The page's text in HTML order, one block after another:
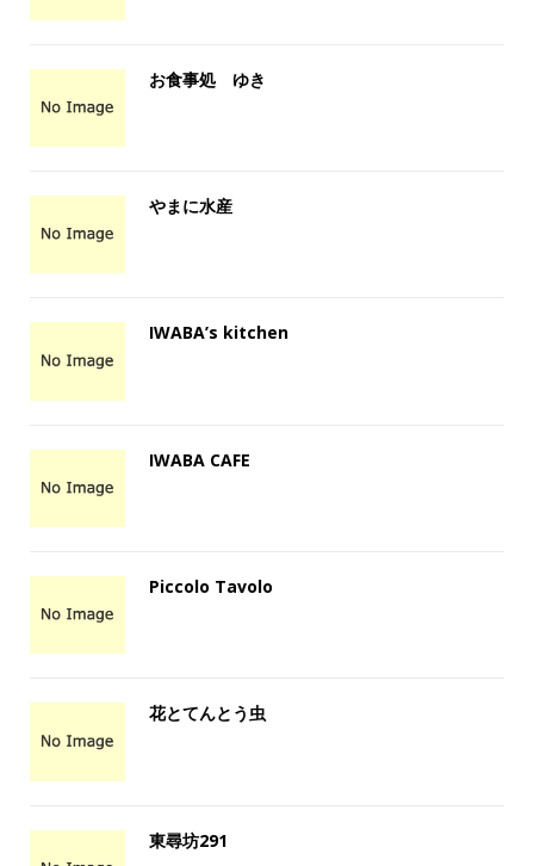
お食事処 ゆき
やまに水産
IWABA’s kitchen
IWABA CAFE
Piccolo Tavolo
花とてんとう虫
東尋坊291